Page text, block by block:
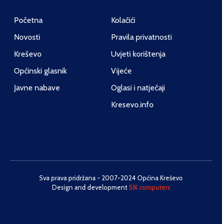
Početna
Novosti
Kreševo
Općinski glasnik
Javne nabave
Kolačići
Pravila privatnosti
Uvjeti korištenja
Vijeće
Oglasi i natječaji
Kresevo.info
Sva prava pridržana - 2007-2024 Općina Kreševo
Design and developmentSIK computers